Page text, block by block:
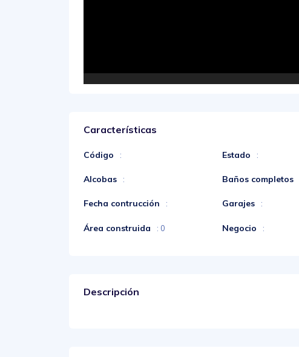
Características
Código : Estado :
Alcobas : Baños completos
Fecha contrucción : Garajes :
Área construida : 0 Negocio :
Descripción